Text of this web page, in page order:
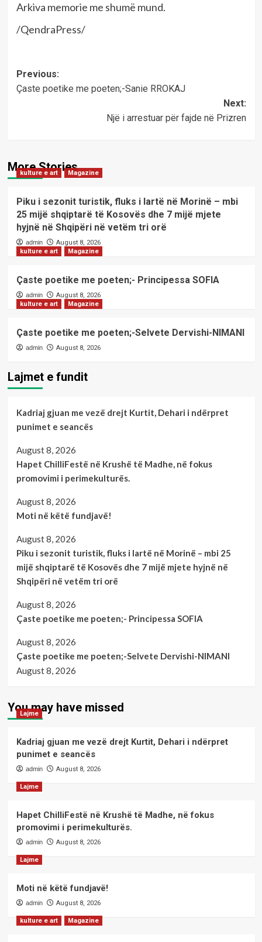
Arkiva memorie me shumë mund.
/QendraPress/
Post
navigation
Previous:
Çaste poetike me poeten;-Sanie RROKAJ
Next:
Një i arrestuar për fajde në Prizren
More Stories
kulture e art Magazine
Piku i sezonit turistik, fluks i lartë në Morinë – mbi
25 mijë shqiptarë të Kosovës dhe 7 mijë mjete
hyjnë në Shqipëri në vetëm tri orë
admin
August 8, 2026
kulture e art
Magazine
Çaste poetike me poeten;- Principessa SOFIA
admin
August 8, 2026
kulture e art
Magazine
Çaste poetike me poeten;-Selvete Dervishi-NIMANI
admin August 8, 2026
Lajmet e fundit
Kadriaj gjuan me vezë drejt Kurtit, Dehari i ndërpret
punimet e seancës
August 8, 2026
Hapet ChilliFestë në Krushë të Madhe, në fokus
promovimi i perimekulturës.
August 8, 2026
Moti në këtë fundjavë!
August 8, 2026
Piku i sezonit turistik, fluks i lartë në Morinë – mbi 25
mijë shqiptarë të Kosovës dhe 7 mijë mjete hyjnë në
Shqipëri në vetëm tri orë
August 8, 2026
Çaste poetike me poeten;- Principessa SOFIA
August 8, 2026
Çaste poetike me poeten;-Selvete Dervishi-NIMANI
August 8, 2026
You may have missed
Lajme
Kadriaj gjuan me vezë drejt Kurtit, Dehari i ndërpret
punimet e seancës
admin August 8, 2026
Lajme
Hapet ChilliFestë në Krushë të Madhe, në fokus
promovimi i perimekulturës.
admin August 8, 2026
Lajme
Moti në këtë fundjavë!
admin August 8, 2026
kulture e art Magazine